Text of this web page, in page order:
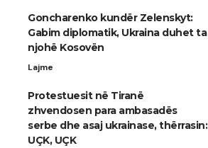
Goncharenko kundër Zelenskyt:
Gabim diplomatik, Ukraina duhet ta
njohë Kosovën
Lajme
Protestuesit në Tiranë
zhvendosen para ambasadës
serbe dhe asaj ukrainase, thërrasin:
UÇK, UÇK